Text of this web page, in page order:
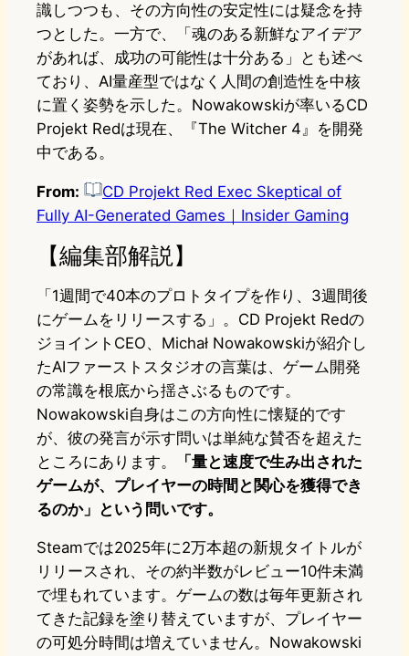
識しつつも、その方向性の安定性には疑念を持
つとした。一方で、「魂のある新鮮なアイデア
があれば、成功の可能性は十分ある」とも述べ
ており、AI量産型ではなく人間の創造性を中核
に置く姿勢を示した。Nowakowskiが率いるCD
Projekt Redは現在、『The Witcher 4』を開発
中である。
From:
CD Projekt Red Exec Skeptical of
Fully AI-Generated Games｜Insider Gaming
【編集部解説】
「1週間で40本のプロトタイプを作り、3週間後
にゲームをリリースする」。CD Projekt Redの
ジョイントCEO、Michał Nowakowskiが紹介し
たAIファーストスタジオの言葉は、ゲーム開発
の常識を根底から揺さぶるものです。
Nowakowski自身はこの方向性に懐疑的です
が、彼の発言が示す問いは単純な賛否を超えた
ところにあります。
「量と速度で生み出された
ゲームが、プレイヤーの時間と関心を獲得でき
るのか」という問いです。
Steamでは2025年に2万本超の新規タイトルが
リリースされ、その約半数がレビュー10件未満
で埋もれています。ゲームの数は毎年更新され
てきた記録を塗り替えていますが、プレイヤー
の可処分時間は増えていません。Nowakowski